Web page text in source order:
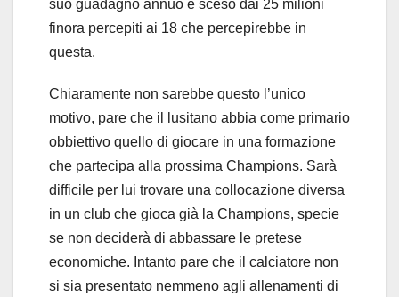
suo guadagno annuo è sceso dai 25 milioni
finora percepiti ai 18 che percepirebbe in
questa.
Chiaramente non sarebbe questo l’unico
motivo, pare che il lusitano abbia come primario
obbiettivo quello di giocare in una formazione
che partecipa alla prossima Champions. Sarà
difficile per lui trovare una collocazione diversa
in un club che gioca già la Champions, specie
se non deciderà di abbassare le pretese
economiche. Intanto pare che il calciatore non
si sia presentato nemmeno agli allenamenti di